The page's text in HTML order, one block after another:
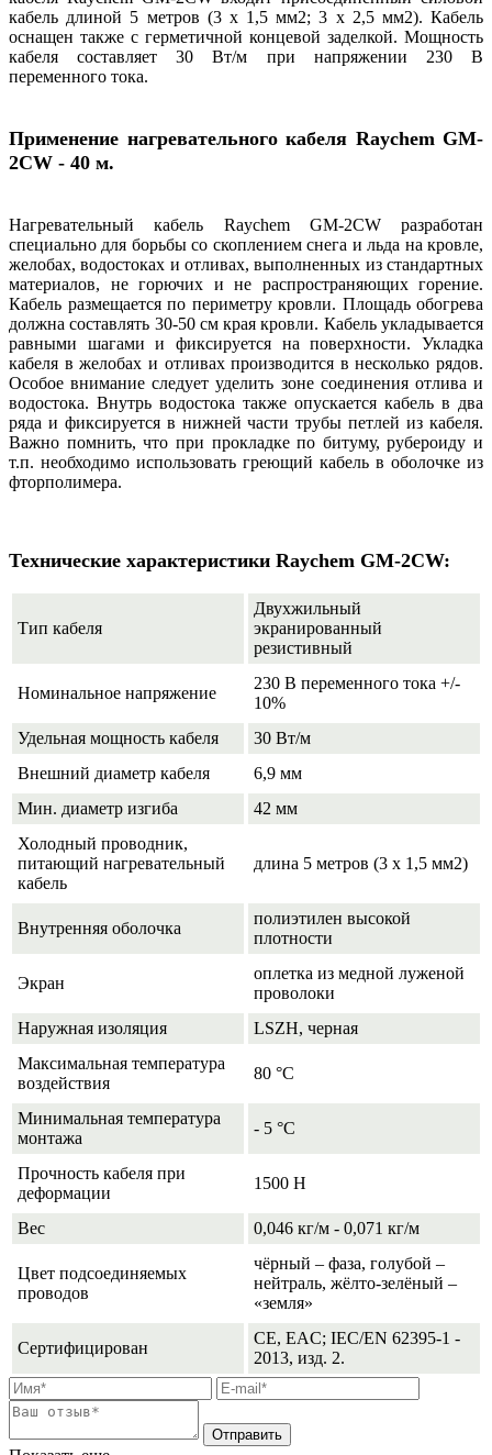
кабель длиной 5 метров (3 х 1,5 мм2; 3 х 2,5 мм2). Кабель
оснащен также с герметичной концевой заделкой. Мощность
кабеля составляет 30 Вт/м при напряжении 230 В
переменного тока.
Применение нагревательного кабеля Raychem GM-
2CW - 40 м.
Нагревательный кабель Raychem GM-2CW разработан
специально для борьбы со скоплением снега и льда на кровле,
желобах, водостоках и отливах, выполненных из стандартных
материалов, не горючих и не распространяющих горение.
Кабель размещается по периметру кровли. Площадь обогрева
должна составлять 30-50 см края кровли. Кабель укладывается
равными шагами и фиксируется на поверхности. Укладка
кабеля в желобах и отливах производится в несколько рядов.
Особое внимание следует уделить зоне соединения отлива и
водостока. Внутрь водостока также опускается кабель в два
ряда и фиксируется в нижней части трубы петлей из кабеля.
Важно помнить, что при прокладке по битуму, рубероиду и
т.п. необходимо использовать греющий кабель в оболочке из
фторполимера.
Технические характеристики Raychem GM-2CW:
Тип кабеля
Двухжильный
экранированный
резистивный
Номинальное напряжение
230 В переменного тока +/-
10%
Удельная мощность кабеля
30 Вт/м
Внешний диаметр кабеля
6,9 мм
Мин. диаметр изгиба
42 мм
Холодный проводник,
питающий нагревательный
кабель
длина 5 метров (3 х 1,5 мм2)
Внутренняя оболочка
полиэтилен высокой
плотности
Экран
оплетка из медной луженой
проволоки
Наружная изоляция
LSZH, черная
Максимальная температура
воздействия
80 °C
Минимальная температура
монтажа
- 5 °C
Прочность кабеля при
деформации
1500 Н
Вес 0,046 кг/м - 0,071 кг/м
Цвет подсоединяемых
проводов
чёрный – фаза, голубой –
нейтраль, жёлто-зелёный –
«земля»
Сертифицирован
CE, EAC; IEC/EN 62395-1 -
2013, изд. 2.